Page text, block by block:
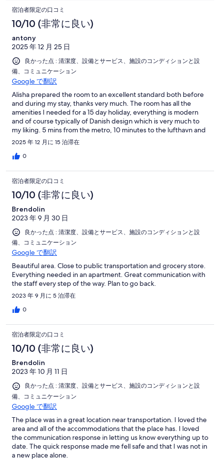
宿泊者限定の口コミ
10/10 (非常に良い)
antony
2025 年 12 月 25 日
良かった点 : 清潔度、設備とサービス、施設のコンディションと設
備、コミュニケーション
Google で翻訳
Alisha prepared the room to an excellent standard both before
and during my stay, thanks very much. The room has all the
amenities I needed for a 15 day holiday, everything is modern
and of course typically of Danish design which is very much to
my liking. 5 mins from the metro, 10 minutes to the lufthavn and
also the city. 10 minutes on foot to the beach or 1 stop on the
metro and 5 minutes walk. The apartment is also situated near
several supermarkets, restaurants and bars making it ideal to
24 hour help by phone, I never needed it but it's nice to know
it's there just in case. I'll be staying here next time i visit
København, there's no need to look elsewhere.
2025 年 12 月に 15 泊滞在
0
宿泊者限定の口コミ
10/10 (非常に良い)
Brendolin
2023 年 9 月 30 日
良かった点 : 清潔度、設備とサービス、施設のコンディションと設
備、コミュニケーション
Google で翻訳
Beautiful area. Close to public transportation and grocery store.
Everything needed in an apartment. Great communication with
the staff every step of the way. Plan to go back.
2023 年 9 月に 5 泊滞在
0
宿泊者限定の口コミ
10/10 (非常に良い)
Brendolin
2023 年 10 月 11 日
良かった点 : 清潔度、設備とサービス、施設のコンディションと設
備、コミュニケーション
Google で翻訳
The place was in a great location near transportation. I loved the
area and all of the accommodations that the place has. I loved
the communication response in letting us know everything up to
date. The quick response made me fell safe and that I was not in
a new place alone.